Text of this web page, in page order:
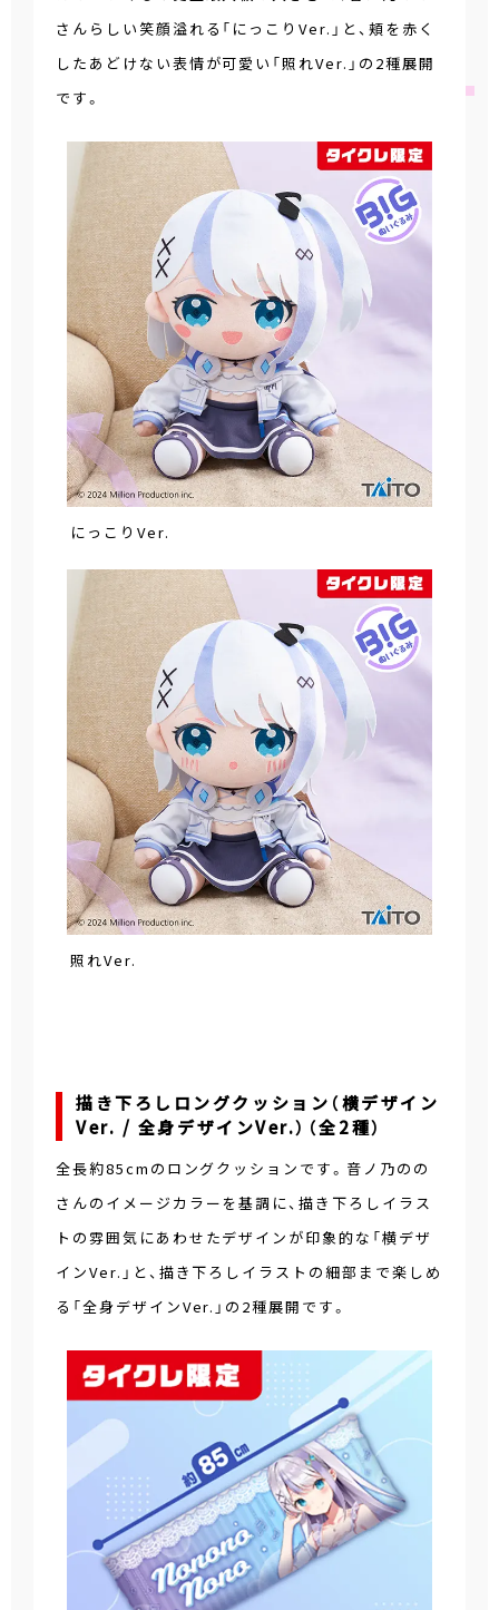
さんらしい笑顔溢れる「にっこりVer.」と、頬を赤く
したあどけない表情が可愛い「照れVer.」の2種展開
です。
にっこりVer.
照れVer.
描き下ろしロングクッション（横デザイン
Ver. / 全身デザインVer.）（全2種）
全長約85cmのロングクッションです。音ノ乃のの
さんのイメージカラーを基調に、描き下ろしイラス
トの雰囲気にあわせたデザインが印象的な「横デザ
インVer.」と、描き下ろしイラストの細部まで楽しめ
る「全身デザインVer.」の2種展開です。